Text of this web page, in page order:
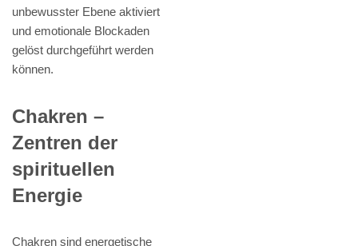
unbewusster Ebene aktiviert
und emotionale Blockaden
gelöst durchgeführt werden
können.
Chakren –
Zentren der
spirituellen
Energie
Chakren sind energetische